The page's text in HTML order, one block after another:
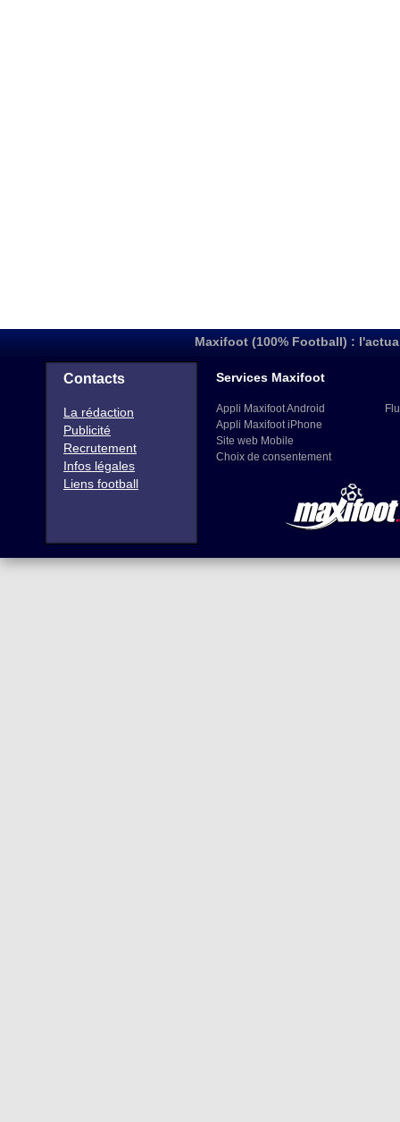
Maxifoot (100% Football) :
Contacts
La rédaction
Publicité
Recrutement
Infos légales
Liens football
Services Maxifoot
Appli Maxifoot Android
Appli Maxifoot iPhone
Site web Mobile
Choix de consentement